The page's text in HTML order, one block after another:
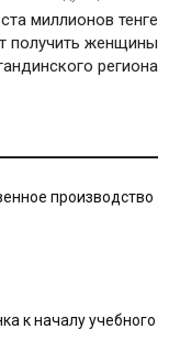
миллионов тенге
получить женщины
региона
производство
к началу учебного